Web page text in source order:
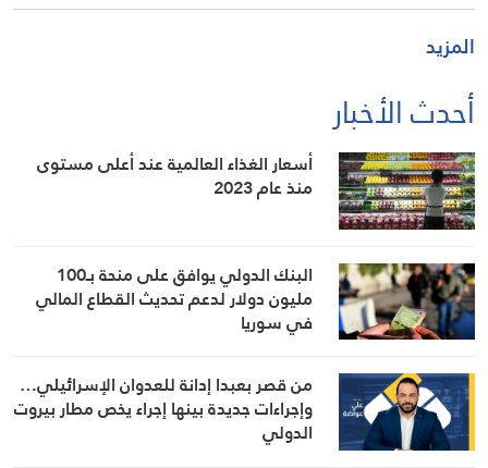
المزيد
أحدث الأخبار
أسعار الغذاء العالمية عند أعلى مستوى
منذ عام 2023
البنك الدولي يوافق على منحة بـ100
مليون دولار لدعم تحديث القطاع المالي
في سوريا
من قصر بعبدا إدانة للعدوان الإسرائيلي…
وإجراءات جديدة بينها إجراء يخص مطار بيروت
الدولي